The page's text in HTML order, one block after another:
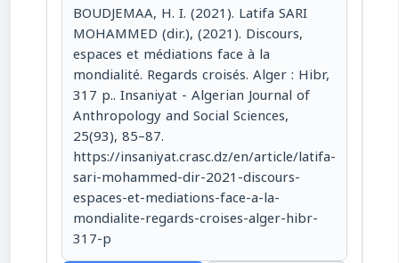
BOUDJEMAA, H. I. (2021). Latifa SARI
MOHAMMED (dir.), (2021). Discours,
espaces et médiations face à la
mondialité. Regards croisés. Alger : Hibr,
317 p.. Insaniyat - Algerian Journal of
Anthropology and Social Sciences,
25(93), 85–87.
https://insaniyat.crasc.dz/en/article/latifa-
sari-mohammed-dir-2021-discours-
espaces-et-mediations-face-a-la-
mondialite-regards-croises-alger-hibr-
317-p